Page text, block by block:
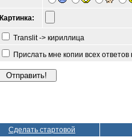
Картинка:
Translit -> кириллица
Прислать мне копии всех
Сделать стартовой